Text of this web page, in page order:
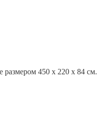
размером 450 х 220 х 84